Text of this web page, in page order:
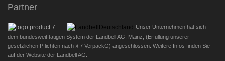
Partner
Unser Unternehmen hat sich
dem bundesweit tätigen System der Landbell AG, Mainz, (Erfüllung unserer
gesetzlichen Pflichten nach § 7 VerpackG) angeschlossen. Weitere Infos finden Sie
auf der Website der Landbell AG.